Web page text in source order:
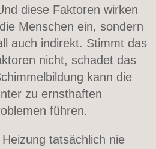
diese Faktoren wirken
Menschen ein, sondern
auch indirekt. Stimmt das
nicht, schadet das
kann die
zu ernsthaften
führen.
tatsächlich nie